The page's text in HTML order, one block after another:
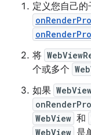
定义您自己
将
个或多个
如果
WebView 和
WebView 是